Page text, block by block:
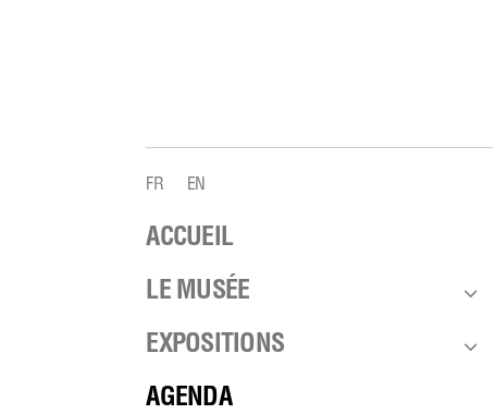
FR EN
ACCUEIL
LE MUSÉE 3
EXPOSITIONS 3
AGENDA